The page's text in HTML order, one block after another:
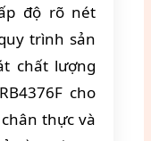
độ rõ nét
trình sản
chất lượng
cho
thực và